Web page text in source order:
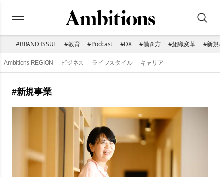
#BRAND ISSUE #教育 #Podcast #DX #働き方 #組織変革 #新規
Ambitions REGION ビジネス ライフスタイル キャリア
#新規事業